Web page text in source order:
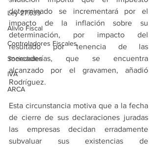
Ley 27.639
Alivio Fiscal
Controladores Fiscales
Sociedades
IVA
ARCA
determinado se incrementará por el
impacto de la inflación sobre su
determinación, por impacto del
resultado por tenencia de las
mercaderías, que se encuentra
alcanzado por el gravamen, añadió
Rodríguez.
Esta circunstancia motiva que a la fecha
de cierre de sus declaraciones juradas
las empresas decidan erradamente
subvaluar sus existencias de